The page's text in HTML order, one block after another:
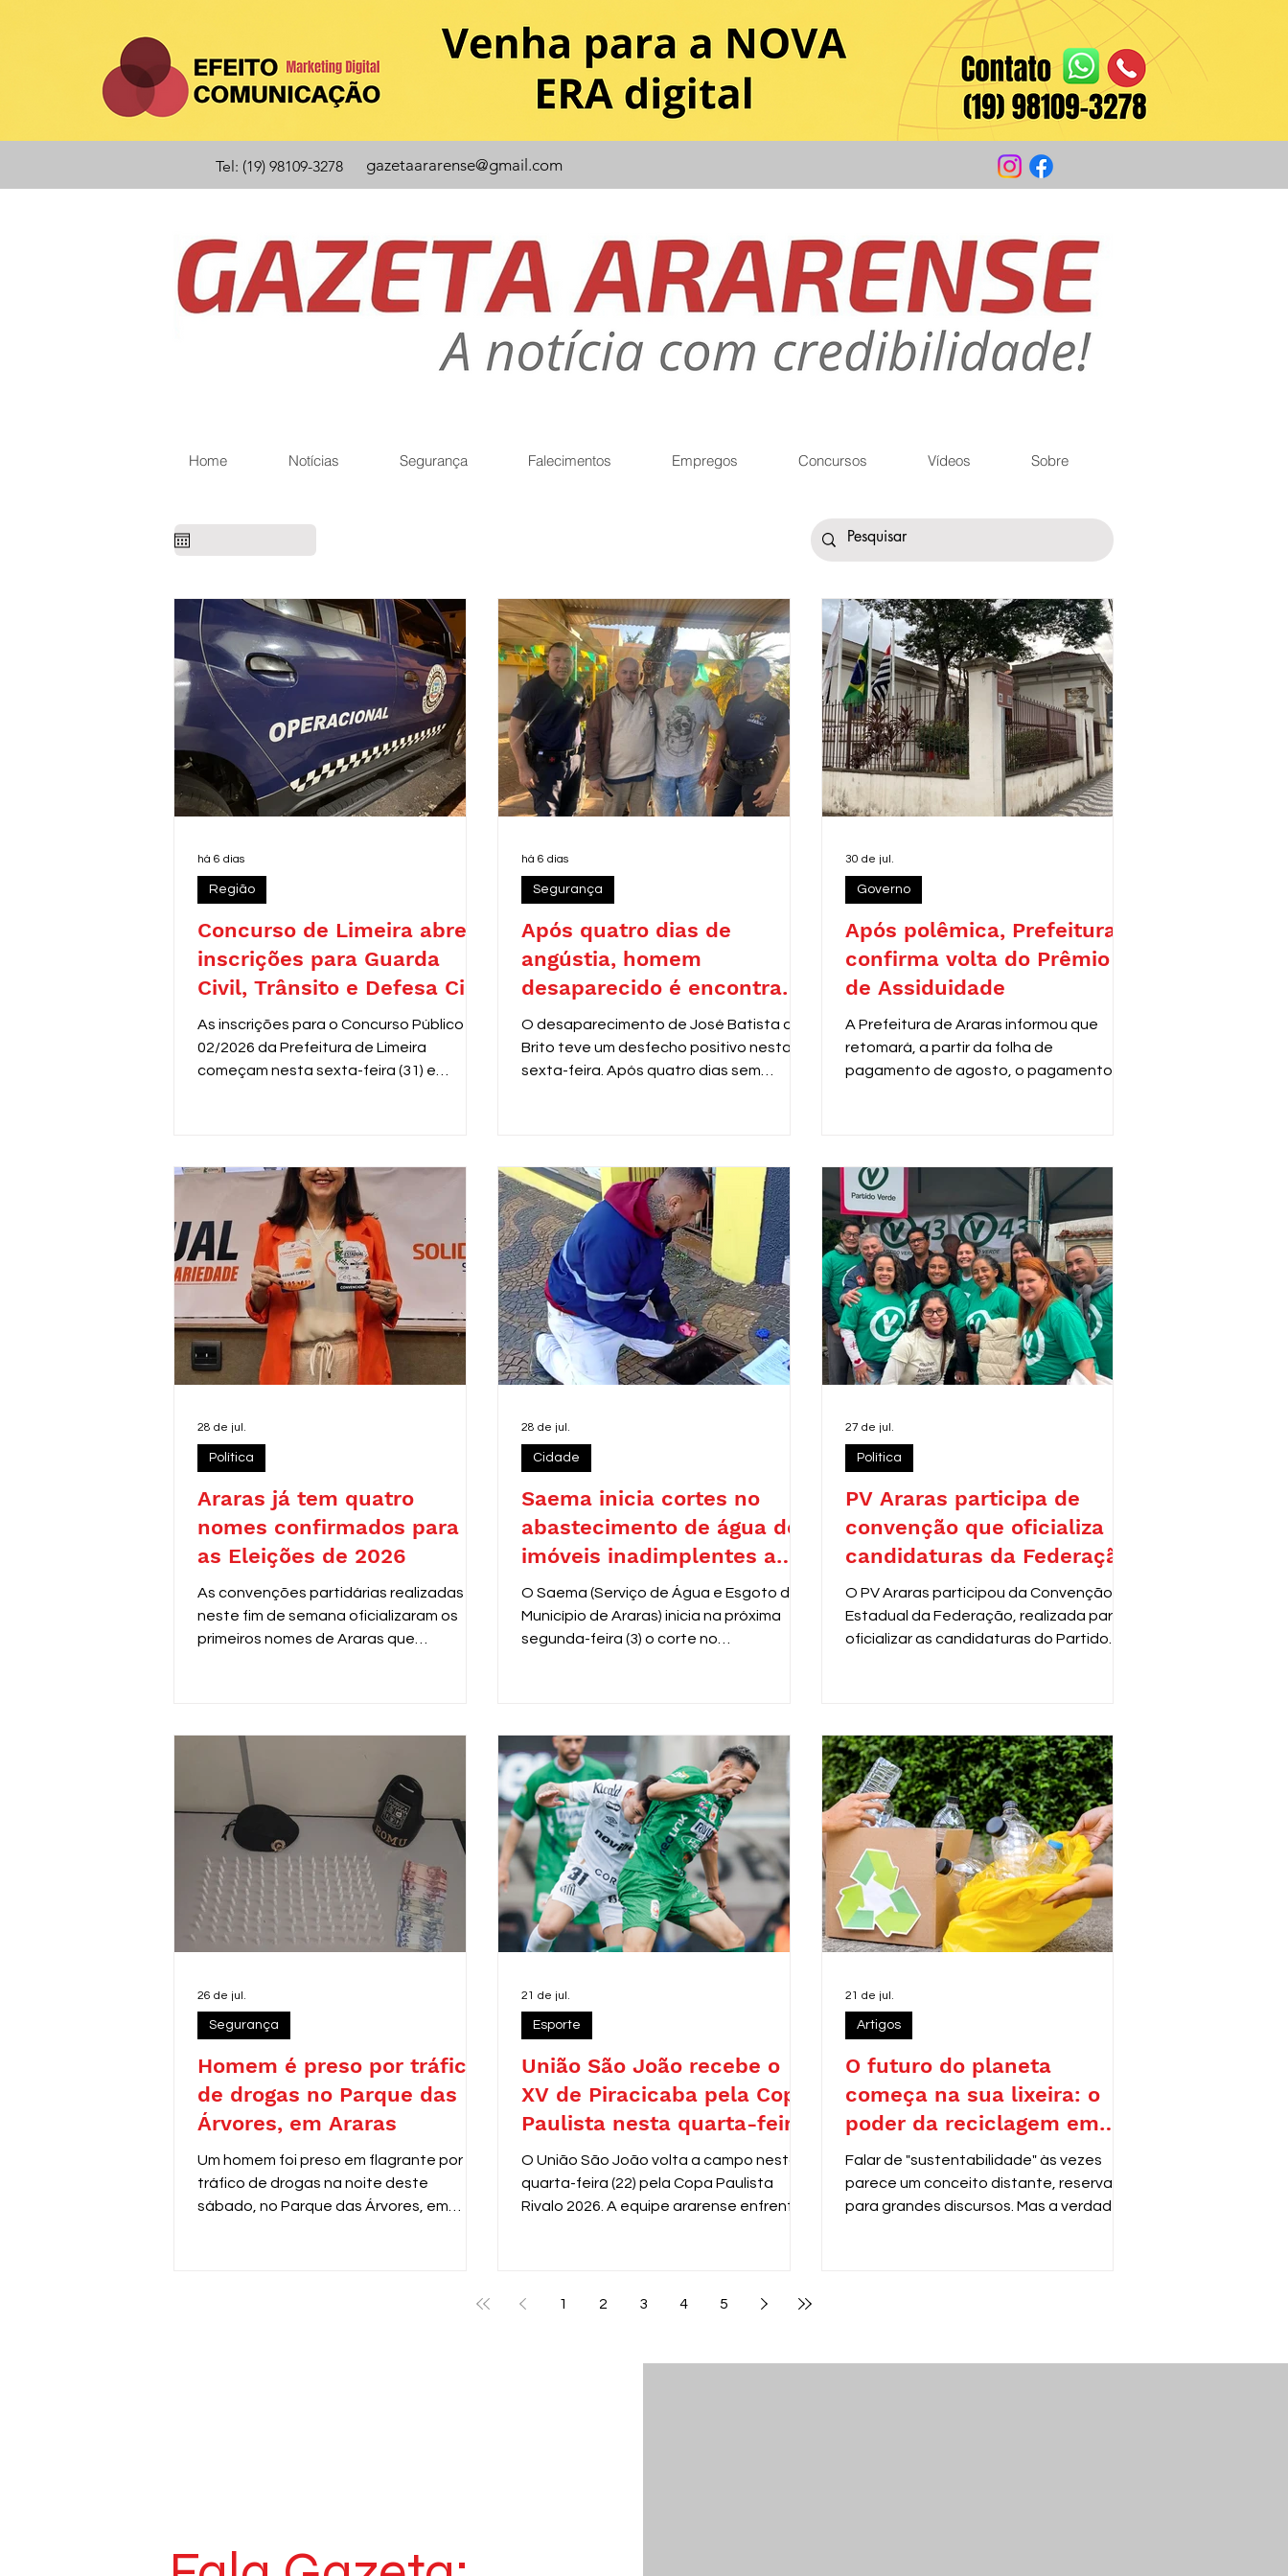
Tel: (19) 98109-3278 gazetaararense@gmail.com
Home Notícias Segurança Falecimentos Empregos Concursos Vídeos Sobre
Concurso de Limeira abre
inscrições para Guarda
Civil, Trânsito e Defesa Civil
com 30 vagas imediatas
As inscrições para o Concurso Público nº
02/2026 da Prefeitura de Limeira
começam nesta sexta-feira (31) e
destinados a candidatos com ensino
médio. Os salários variam de R$ 2.967,51
a R$ 3.306,26.
Região
há 6 dias
Após quatro dias de
angústia, homem
desaparecido é encontrado
em Araras
O desaparecimento de José Batista de
Brito teve um desfecho positivo nesta
sexta-feira. Após quatro dias sem
Segurança
há 6 dias
Após polêmica, Prefeitura
confirma volta do Prêmio
de Assiduidade
A Prefeitura de Araras informou que
retomará, a partir da folha de
pagamento de agosto, o pagamento do
de São Paulo (TJSP).
Governo
30 de jul.
Araras já tem quatro
nomes confirmados para
as Eleições de 2026
As convenções partidárias realizadas
neste fim de semana oficializaram os
primeiros nomes de Araras que
Política
28 de jul.
Saema inicia cortes no
abastecimento de água de
imóveis inadimplentes a
partir de 3 de agosto
O Saema (Serviço de Água e Esgoto do
Município de Araras) inicia na próxima
segunda-feira (3) o corte no
Cidade
28 de jul.
PV Araras participa de
convenção que oficializa
candidaturas da Federação
O PV Araras participou da Convenção
Estadual da Federação, realizada para
oficializar as candidaturas do Partido
com pautas como sustentabilidade,
democracia e desenvolvimento
responsável.
Política
27 de jul.
Homem é preso por tráfico
de drogas no Parque das
Árvores, em Araras
Um homem foi preso em flagrante por
tráfico de drogas na noite deste
sábado, no Parque das Árvores, em
Segurança
26 de jul.
União São João recebe o
XV de Piracicaba pela Copa
Paulista nesta quarta-feira
O União São João volta a campo nesta
quarta-feira (22) pela Copa Paulista
Rivalo 2026. A equipe ararense enfrenta
estadual.
Esporte
21 de jul.
O futuro do planeta
começa na sua lixeira: o
poder da reciclagem em
nossas mãos
Falar de "sustentabilidade" às vezes
parece um conceito distante, reservado
para grandes discursos. Mas a verdade é
Artigos
21 de jul.
1 2 3 4 5